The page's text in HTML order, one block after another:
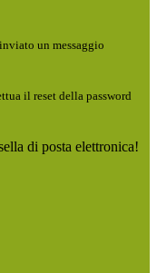
un messaggio
il reset della password
di posta elettronica!